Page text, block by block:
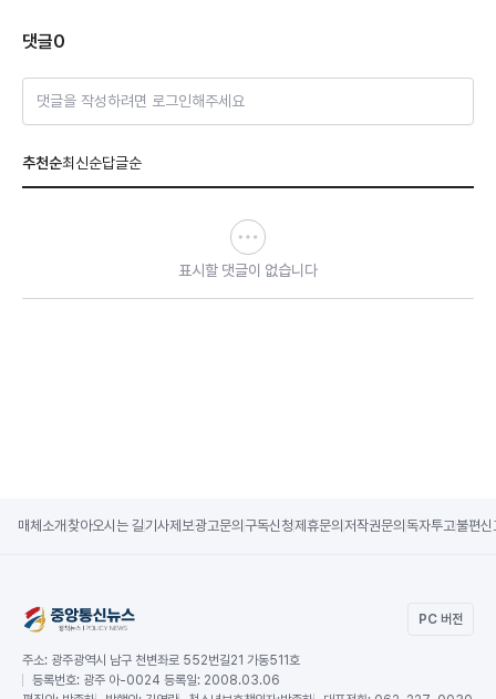
댓글0
댓글을 작성하려면 로그인해주세요
추천순최신순답글순
표시할 댓글이 없습니다
매체소개 찾아오시는 길기사제보광고문의 구독신청제휴문의 저작권문의 독자투고불편신
PC 버전
주소: 광주광역시 남구 천변좌로 552번길21 가동511호
등록번호: 광주 아-0024 등록일: 2008.03.06